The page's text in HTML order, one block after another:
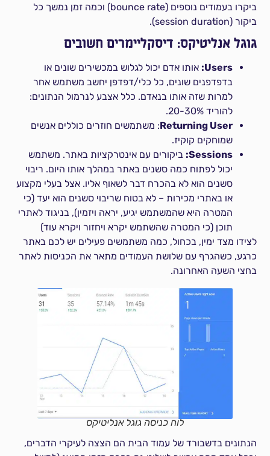
ביקרו בעמודים נוספים (bounce rate) וכמה זמן נמשך כל
ביקור (session duration).
גוגל אנליטיקס: דיסקליימרים חשובים
Users: אותו אדם יכול לגלוש במכשירים שונים או
בדפדפנים שונים, כל כלי/דפדפן יחשב משתמש אחר
למרות שזה אותו בנאדם. כלל אצבע לנרמול הנתונים:
להוריד 20-30%.
Returning User: משתמשים חוזרים כוללים אנשים
שמוחקים קוקיז.
Sessions: ביקורים עם אינטרקציות באתר. משתמש
יכול לפתוח כמה סשנים באתר במהלך אותו היום. ריבוי
סשנים הוא לא בהכרח דבר לשאוף אליו. אצל בעלי מקצוע
או באתרי מכירות – לא בטוח שריבוי סשנים הוא יעד (כי
המטרה היא שהמשתמש יגיע, יראה ויזמין), בניגוד לאתרי
תוכן (כי המטרה שהשתמש יקרא ויחזור ויקרא עוד)
לצידו מצד ימין, בכחול, כמה משתמשים פעילים יש לכם באתר
כרגע, כשהגרף עם שלושת העמודים מתאר את הכניסות לאתר
בחצי השעה האחרונה.
לוח כניסה גוגל אנליטיקס
הנתונים בדשבורד של עמוד הבית הם הצצה לעיקרי הדברים,